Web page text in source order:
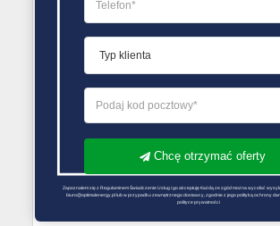
PORÓWNYWARKA OFERT GAZU
Chcę otrzymać oferty
Zapoznałem się z Regulaminem Świadczenie Usług i go akceptuję Każdą ze zgód można wycofać
biuro@optimalenergy.pl lub w przypadku zewnętrznego dostawcy, zgodnie z jego polityką ochrony
polityce prywatności